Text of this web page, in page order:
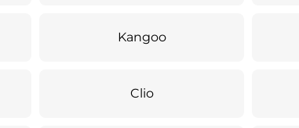
Kangoo
Clio